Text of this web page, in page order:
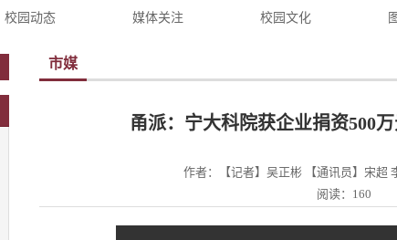
校园动态 媒体关注 校园文化
市媒
甬派：宁大科院获企业捐资500
作者：【记者】吴正彬 【通讯员】宋超
阅读：160